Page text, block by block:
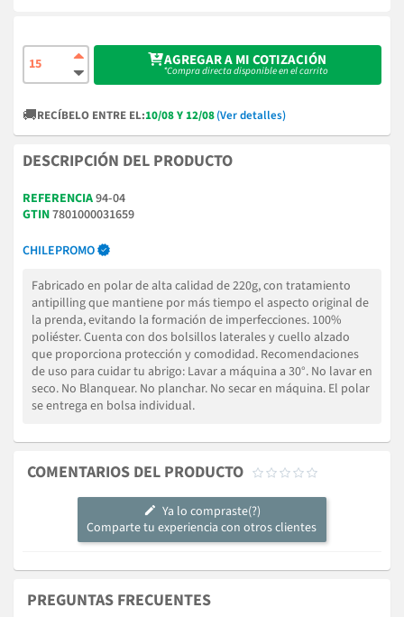
AGREGAR A MI COTIZACIÓN
*Compra directa disponible en el carrito
🚚RECÍBELO ENTRE EL:10/08 Y 12/08(Ver detalles)
DESCRIPCIÓN DEL PRODUCTO
REFERENCIA94-04
GTIN7801000031659
CHILEPROMO
Fabricado en polar de alta calidad de 220g, con tratamiento
antipilling que mantiene por más tiempo el aspecto original de
la prenda, evitando la formación de imperfecciones. 100%
poliéster. Cuenta con dos bolsillos laterales y cuello alzado
que proporciona protección y comodidad. Recomendaciones
de uso para cuidar tu abrigo: Lavar a máquina a 30°. No lavar en
seco. No Blanquear. No planchar. No secar en máquina. El polar
se entrega en bolsa individual.
COMENTARIOS DEL PRODUCTO     
Ya lo compraste(?)
Comparte tu experiencia con otros clientes
PREGUNTAS FRECUENTES